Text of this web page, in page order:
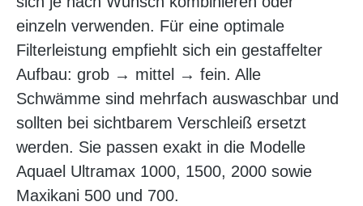
einzeln verwenden. Für eine optimale
Filterleistung empfiehlt sich ein gestaffelter
Aufbau: grob → mittel → fein. Alle
Schwämme sind mehrfach auswaschbar und
sollten bei sichtbarem Verschleiß ersetzt
werden. Sie passen exakt in die Modelle
Aquael Ultramax 1000, 1500, 2000 sowie
Maxikani 500 und 700.